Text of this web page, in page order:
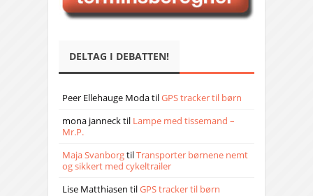
DELTAG I DEBATTEN!
Peer Ellehauge ModatilGPS tracker til børn
mona jannecktil Lampe med tissemand –
Mr.P.
Maja SvanborgtilTransporter børnene nemt
og sikkert med cykeltrailer
Lise Matthiasen tilGPS tracker til børn